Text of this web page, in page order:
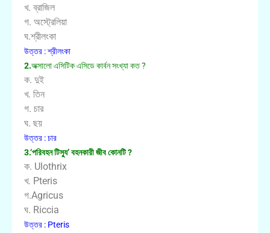
খ. ব্রাজিল
গ. অস্ট্রেলিয়া
ঘ.শ্রীলংকা
উত্তর : শ্রীলংকা
2.অক্সালো এসিটিক এসিডে কার্বন সংখ্যা কত ?
ক. দুই
খ. তিন
গ. চার
ঘ. ছয়
উত্তর : চার
3.‘পরিবহন টিস্যু’ বহনকারী জীব কোনটি ?
ক. Ulothrix
খ. Pteris
গ.Agricus
ঘ. Riccia
উত্তর : Pteris